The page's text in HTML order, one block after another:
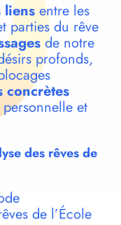
liensentre les
parties du rêve
de notre
profonds,
concrètes
et
des rêves de
de l’École